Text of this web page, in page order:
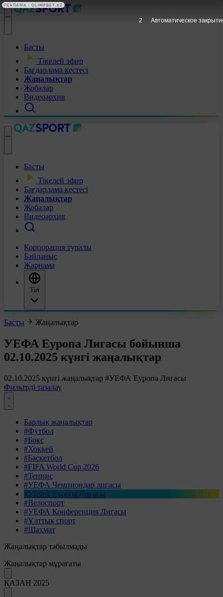
Басты
Тікелей эфир
Бағдарлама кестесі
Жаңалықтар
Жобалар
Видеоархив
Басты
Тікелей эфир
Бағдарлама кестесі
Жаңалықтар
Жобалар
Видеоархив
Корпорация туралы
Байланыс
Жарнама
Тіл
Басты Жаңалықтар
УЕФА Еуропа Лигасы бойынша
02.10.2025 күнгі жаңалықтар
02.10.2025 күнгі жаңалықтар #УЕФА Еуропа Лигасы
Фильтрді тазалау
Барлық жаңалықтар
#Футбол
#Бокс
#Хоккей
#Баскетбол
#FIFA World Cup 2026
#Теннис
#УЕФА Чемпиондар лигасы
#УЕФА Еуропа Лигасы
#Велоспорт
#УЕФА Конференция Лигасы
#Ұлттық спорт
#Шахмат
Жаңалықтар табылмады
Жаңалықтар мұрағаты
ҚАЗАН 2025
1 Автоматическое
РЕКЛАМА • OLIMPBET.KZ